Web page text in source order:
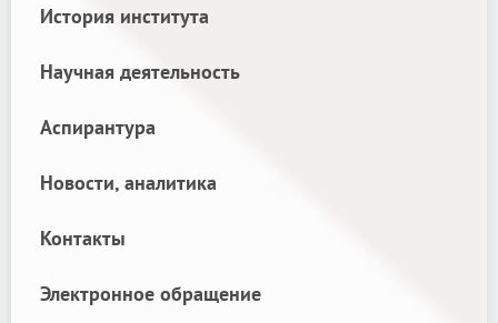
История института
Научная деятельность
Аспирантура
Новости, аналитика
Контакты
Электронное обращение